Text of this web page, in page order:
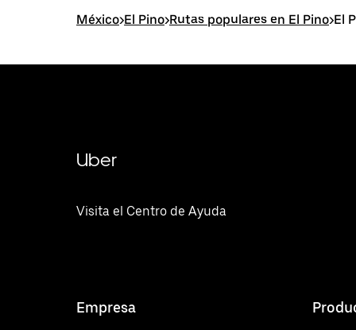
México>El Pino>Rutas populares en El Pino>El
Uber
Visita el Centro de Ayuda
Empresa